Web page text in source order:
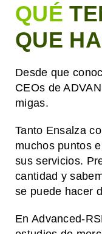
QUÉ
QUE
Desde que
CEOs de
migas.
Tanto Ensalza
muchos puntos
sus servicios.
cantidad y
se puede hacer
En Advanced-